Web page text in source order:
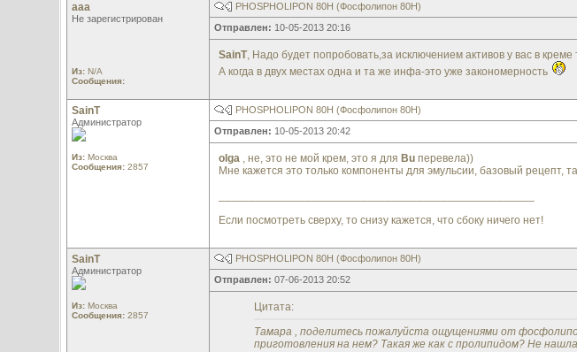
aaa
Не зарегистрирован
Из:N/A
Сообщения:
PHOSPHOLIPON 80H (Фосфолипон 80H)
Отправлен: 10-05-2013 20:16
SainT, Надо будет попробовать,за исключением активов у вас в
А когда в двух местах одна и та же инфа-это уже закономерность
SainT
Администратор
Из:Москва
Сообщения:2857
PHOSPHOLIPON 80H (Фосфолипон 80H)
Отправлен: 10-05-2013 20:42
olga , не, это не мой крем, это я для Buперевела))
Мне кажется это только компоненты для эмульсии, базовый рецепт,
Если посмотреть сверху, то снизу кажется, что сбоку ничего нет!
SainT
Администратор
Из:Москва
Сообщения:2857
PHOSPHOLIPON 80H (Фосфолипон 80H)
Отправлен: 07-06-2013 20:52
Цитата:
Тамара , поделитесь пожалуйста ощущениями от
приготовления на нем? Такая же как с пролипидом? Не